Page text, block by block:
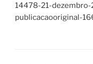
14478-21-
publicacaooriginal-